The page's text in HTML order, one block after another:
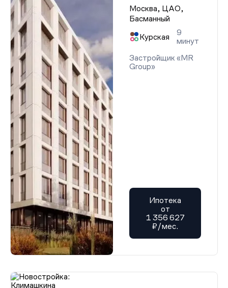
Москва, ЦАО,
Басманный
Курская
9
минут
Застройщик «MR
Group»
Ипотека
от
1 356 627
₽/мес.